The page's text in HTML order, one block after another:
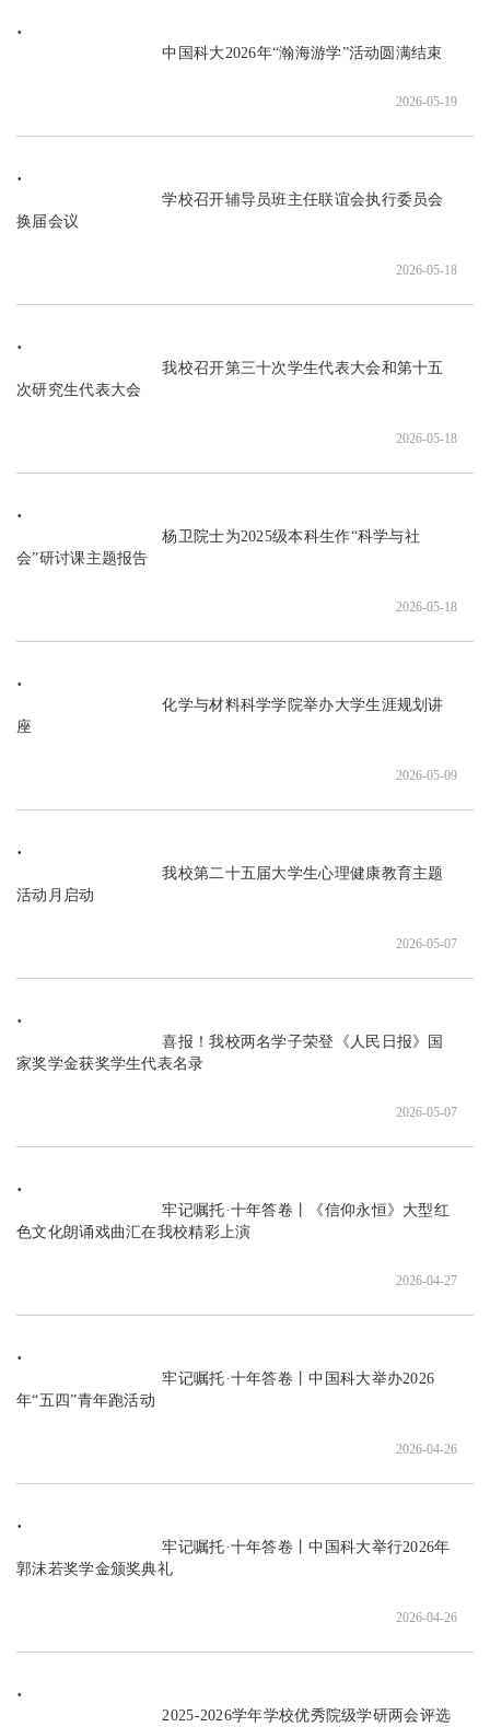
                               中国科大2026年“瀚海游学”活动圆满结束
2026-05-19
                               学校召开辅导员班主任联谊会执行委员会
换届会议
2026-05-18
                               我校召开第三十次学生代表大会和第十五
次研究生代表大会
2026-05-18
                               杨卫院士为2025级本科生作“科学与社
会”研讨课主题报告
2026-05-18
                               化学与材料科学学院举办大学生涯规划讲
座
2026-05-09
                               我校第二十五届大学生心理健康教育主题
活动月启动
2026-05-07
                               喜报！我校两名学子荣登《人民日报》国
家奖学金获奖学生代表名录
2026-05-07
                               牢记嘱托·十年答卷丨《信仰永恒》大型红
色文化朗诵戏曲汇在我校精彩上演
2026-04-27
                               牢记嘱托·十年答卷丨中国科大举办2026
年“五四”青年跑活动
2026-04-26
                               牢记嘱托·十年答卷丨中国科大举行2026年
郭沫若奖学金颁奖典礼
2026-04-26
                               2025-2026学年学校优秀院级学研两会评选